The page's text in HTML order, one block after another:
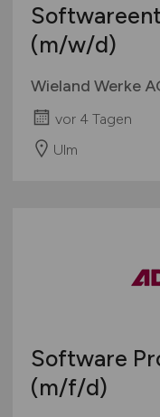
(m/w/d)
Wieland Werke
vor 4 Tagen
Ulm
Software
(m/f/d)